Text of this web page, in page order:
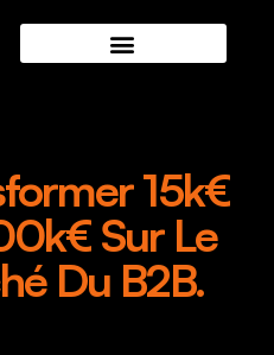
15k€
Sur Le
Du B2B.